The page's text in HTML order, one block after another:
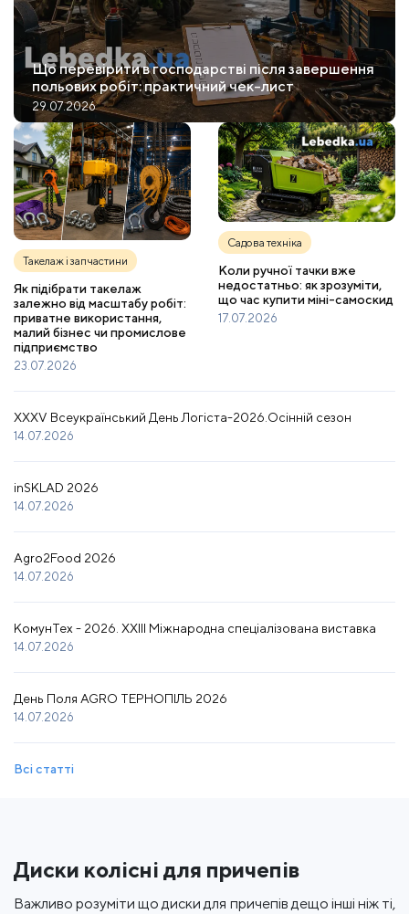
Що перевірити в господарстві після завершення
польових робіт: практичний чек-лист
29.07.2026
Такелаж і запчастини
Як підібрати такелаж
залежно від масштабу робіт:
приватне використання,
малий бізнес чи промислове
підприємство
23.07.2026
Садова техніка
Коли ручної тачки вже
недостатньо: як зрозуміти,
що час купити міні-самоскид
17.07.2026
XXXV Всеукраїнський День Логіста-2026.Осінній сезон
14.07.2026
inSKLAD 2026
14.07.2026
Agro2Food 2026
14.07.2026
КомунТех - 2026. XXIII Міжнародна спеціалізована виставка
14.07.2026
День Поля AGRO ТЕРНОПІЛЬ 2026
14.07.2026
Всі статті
Диски колісні для причепів
Важливо розуміти що диски для причепів дещо інші ніж ті,